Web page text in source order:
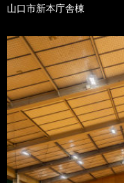
山口市新本庁舎棟